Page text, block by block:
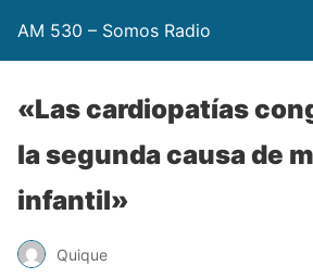
AM 530 – Somos Radio
«Las cardiopatías
la segunda causa de
infantil»
Quique